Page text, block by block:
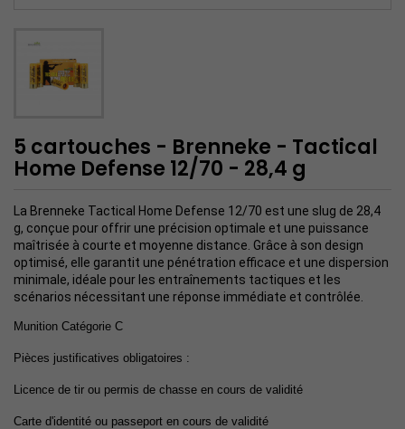
5 cartouches - Brenneke - Tactical
Home Defense 12/70 - 28,4 g
La Brenneke Tactical Home Defense 12/70 est une slug de 28,4
g, conçue pour offrir une précision optimale et une puissance
maîtrisée à courte et moyenne distance. Grâce à son design
optimisé, elle garantit une pénétration efficace et une dispersion
minimale, idéale pour les entraînements tactiques et les
scénarios nécessitant une réponse immédiate et contrôlée.
Munition Catégorie C
Pièces justificatives obligatoires :
Licence de tir ou permis de chasse en cours de validité
Carte d'identité ou passeport en cours de validité